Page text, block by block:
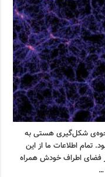
شکل‌گیری هستی به
تمام اطلاعات ما از این
فضای اطراف خودش همراه
…